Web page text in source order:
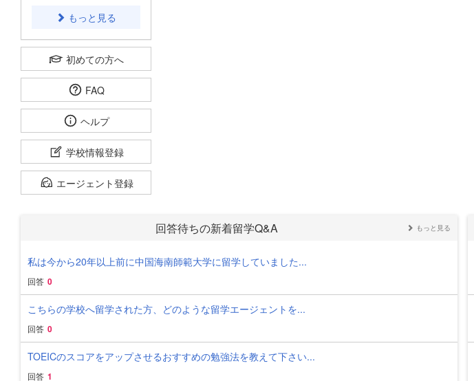
もっと見る
初めての方へ
FAQ
ヘルプ
学校情報登録
エージェント登録
回答待ちの新着留学Q&A もっと見る
私は今から20年以上前に中国海南師範大学に留学していました...
回答 0
こちらの学校へ留学された方、どのような留学エージェントを...
回答 0
TOEICのスコアをアップさせるおすすめの勉強法を教えて下さい...
回答 1